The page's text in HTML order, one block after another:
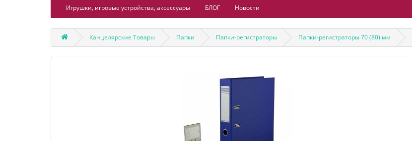
Игрушки, игровые устройства, аксессуары БЛОГ Новости
Канцелярские Товары Папки Папки-регистраторы Папки-регистраторы 70 (80) мм